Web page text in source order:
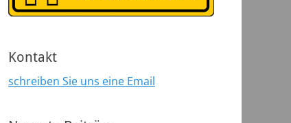
Kontakt
schreiben Sie uns eine Email